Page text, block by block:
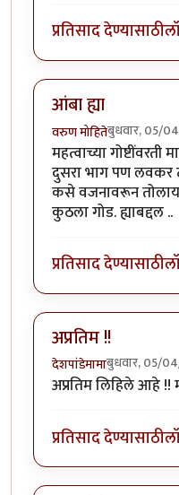
प्रतिसाद देण्यासाठी
आंबा ह्या
वरुण मोहितेबुधवार, 05/
महत्वाच्या गोष्टींवरती
दुसरा भाग पण लवकर
कसे वजनावरून
कुठला गोड. ह्याबद्दल ..
प्रतिसाद देण्यासाठी
अप्रतिम !!
देशपांडेमामाबुधवार, 05/
अप्रतिम लिहिले आहे
प्रतिसाद देण्यासाठी